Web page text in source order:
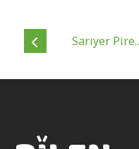
Sarıyer Pire